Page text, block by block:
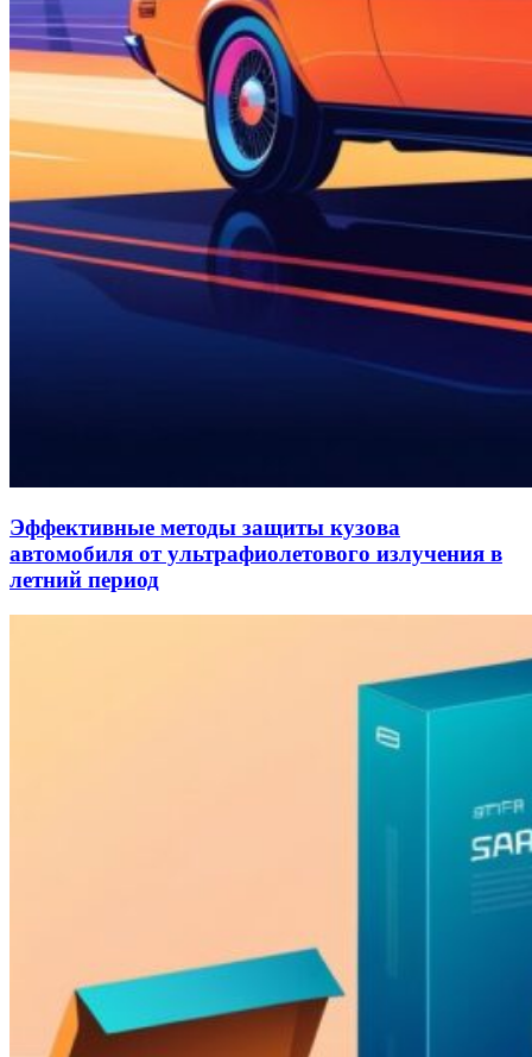
Эффективные методы защиты кузова
автомобиля от ультрафиолетового излучения в
летний период